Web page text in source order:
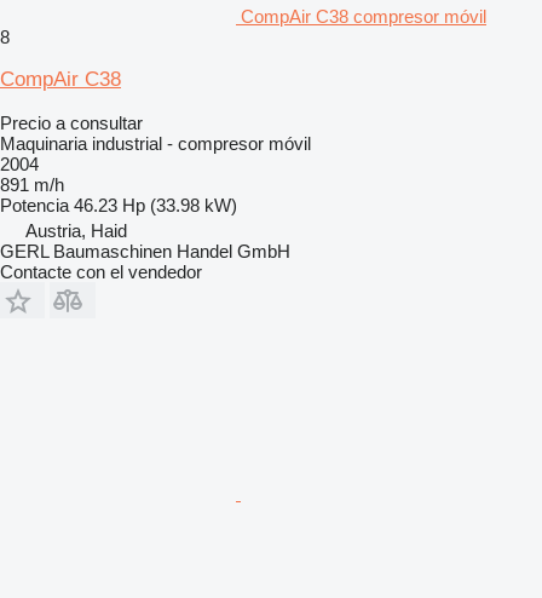
CompAir C38 compresor móvil
8
CompAir C38
Precio a consultar
Maquinaria industrial - compresor móvil
2004
891 m/h
Potencia 46.23 Hp (33.98 kW)
Austria, Haid
GERL Baumaschinen Handel GmbH
Contacte con el vendedor